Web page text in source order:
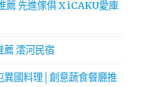
薦 先進傢俱 X iCAKU愛庫
薦 澐河民宿
國料理│創意蔬食餐廳推